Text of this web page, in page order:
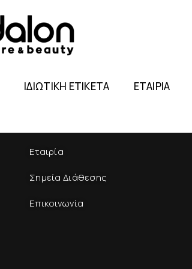
ΙΔΙΩΤΙΚΗ ΕΤΙΚΕΤΑ ΕΤΑΙΡΙΑ
Εταιρία
Σημεία Διάθεσης
Επικοινωνία